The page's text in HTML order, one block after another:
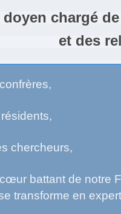
Vice doyen
et
chercheurs,
battant de notre
transforme en